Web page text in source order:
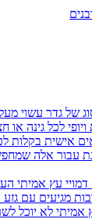
של גדר עשוי
ויופי לכל גינה
אישית בקלות
עבור אלה
עץ אמיתי
מגיעים עם
לא יוכל